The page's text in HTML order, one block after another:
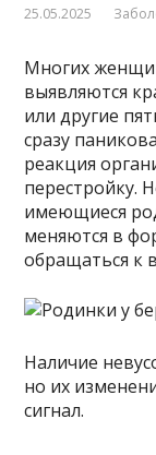
25.05.2025
Многих
выявляются
или другие
сразу
реакция
перестройку.
имеющиеся
меняются в
обращаться к
Наличие
но их
сигнал.